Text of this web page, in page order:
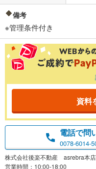
備考
※管理条件付き
資料
電話で問
0078-6014-
株式会社後楽不動産 asrebra本店
営業時間：10:00-18:00